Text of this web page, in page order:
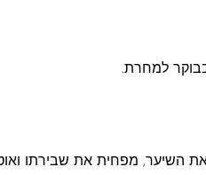
למחרת.
את השיער, מפחית את שבירתו